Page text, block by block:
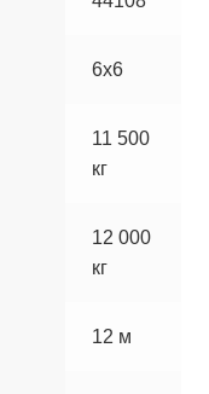
6х6
11 500
кг
12 000
кг
12 м